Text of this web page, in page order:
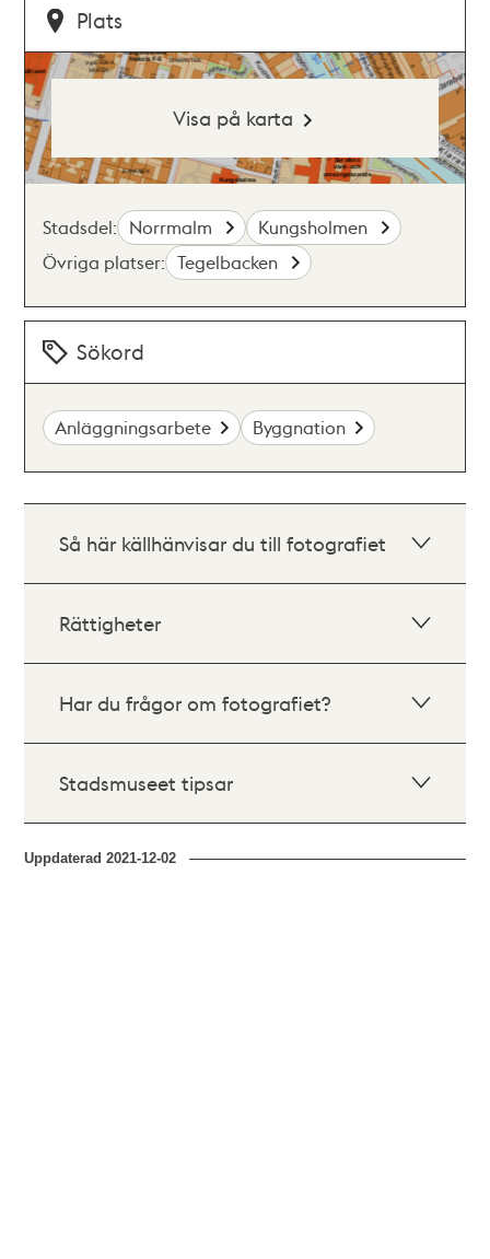
Plats
Visa på karta
Stadsdel: Norrmalm
Kungsholmen
Övriga platser: Tegelbacken
Sökord
Anläggningsarbete Byggnation
Så här källhänvisar du till fotografiet
Rättigheter
Har du frågor om fotografiet?
Stadsmuseet tipsar
Uppdaterad2021-12-02